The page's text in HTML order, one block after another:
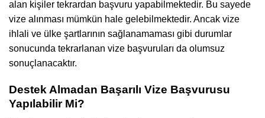
alan kişiler tekrardan başvuru yapabilmektedir. Bu sayede
vize alınması mümkün hale gelebilmektedir. Ancak vize
ihlali ve ülke şartlarının sağlanamaması gibi durumlar
sonucunda tekrarlanan vize başvuruları da olumsuz
sonuçlanacaktır.
Destek Almadan Başarılı Vize Başvurusu
Yapılabilir Mi?